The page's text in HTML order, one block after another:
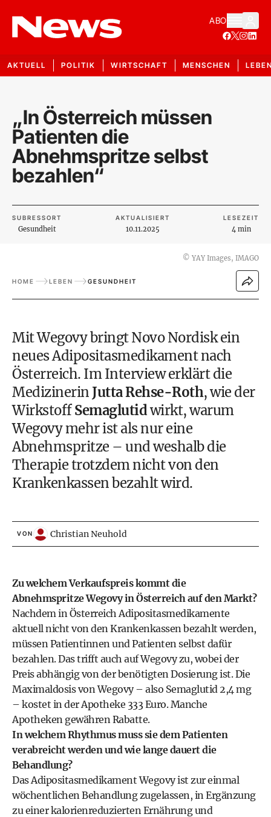
ABO
AKTUELL POLITIK WIRTSCHAFT MENSCHEN
„In Österreich müssen
Patienten die
Abnehmspritze selbst
bezahlen“
SUBRESSORT
Gesundheit
AKTUALISIERT
10.11.2025
LESEZEIT
4 min
© YAY Images, IMAGO
HOME LEBEN GESUNDHEIT
Mit Wegovy bringt Novo Nordisk ein
neues Adipositasmedikament nach
Österreich. Im Interview erklärt die
Medizinerin Jutta Rehse-Roth, wie der
WirkstoffSemaglutidwirkt, warum
Wegovy mehr ist als nur eine
Abnehmspritze – und weshalb die
Therapie trotzdem nicht von den
Krankenkassen bezahlt wird.
VON Christian Neuhold
Zu welchem Verkaufspreis kommt die
Abnehmspritze Wegovy in Österreich auf den Markt?
Nachdem in Österreich Adipositasmedikamente
aktuell nicht von den Krankenkassen bezahlt werden,
müssen Patientinnen und Patienten selbst dafür
bezahlen. Das trifft auch auf Wegovy zu, wobei der
Preis abhängig von der benötigten Dosierung ist. Die
Maximaldosis von Wegovy – also Semaglutid 2,4 mg
– kostet in der Apotheke 333 Euro. Manche
Apotheken gewähren Rabatte.
In welchem Rhythmus muss sie dem Patienten
verabreicht werden und wie lange dauert die
Behandlung?
Das Adipositasmedikament Wegovy ist zur einmal
wöchentlichen Behandlung zugelassen, in Ergänzung
zu einer kalorienreduzierten Ernährung und